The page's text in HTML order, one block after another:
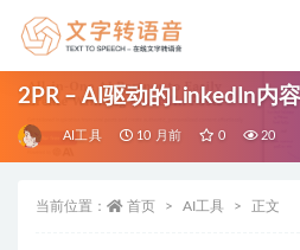
2PR – AI驱动的LinkedIn内
AI工具 10 月前 0 20
当前位置： 首页 AI工具 正文